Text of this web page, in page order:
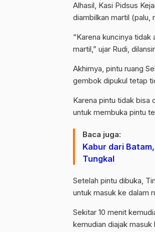
Alhasil, Kasi Pidsus
diambilkan martil (palu,
“Karena kuncinya
martil,” ujar Rudi,
Akhirnya, pintu ruang
gembok dipukul tetap
Karena pintu tidak bisa
untuk membuka pintu
Baca juga:
Kabur dari
Tungkal
Setelah pintu dibuka,
untuk masuk ke dalam
Sekitar 10 menit
kemudian diajak